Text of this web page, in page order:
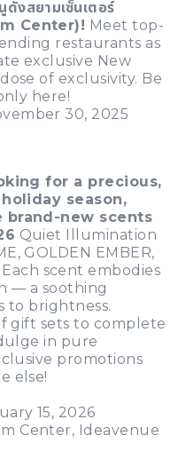
งสยามเซ็นเตอร์
Center)! Meet top-
restaurants as
exclusive New
of exclusivity. Be
here!
30, 2025
for a precious,
season,
brand-new scents
Quiet Illumination
GOLDEN EMBER,
scent embodies
— a soothing
to brightness.
gift sets to complete
in pure
promotions
else!
15, 2026
Center, Ideavenue